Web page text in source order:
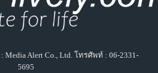
Media Alert Co., Ltd. โทรศัพท์ : 06-2331-
5695